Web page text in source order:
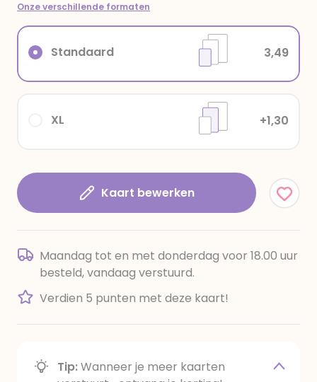
Onze verschillende formaten
XL +1,30
Standaard 3,49
Kaart bewerken
Maandag tot en met donderdag voor 18.00 uur
besteld, vandaag verstuurd.
Verdien 5 punten met deze kaart!
Tip:Wanneer je meer kaarten